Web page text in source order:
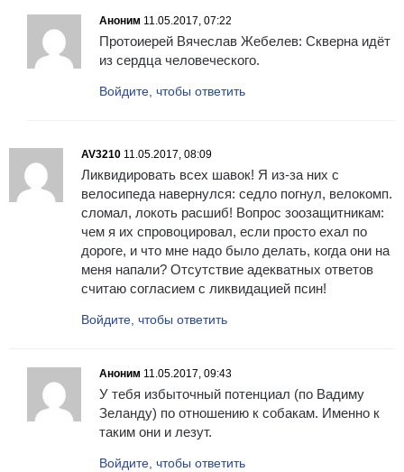
Аноним 11.05.2017, 07:22
Протоиерей Вячеслав Жебелев: Скверна идёт
из сердца человеческого.
Войдите, чтобы ответить
AV3210 11.05.2017, 08:09
Ликвидировать всех шавок! Я из-за них с
велосипеда навернулся: седло погнул, велокомп.
сломал, локоть расшиб! Вопрос зоозащитникам:
чем я их спровоцировал, если просто ехал по
дороге, и что мне надо было делать, когда они на
меня напали? Отсутствие адекватных ответов
считаю согласием с ликвидацией псин!
Войдите, чтобы ответить
Аноним 11.05.2017, 09:43
У тебя избыточный потенциал (по Вадиму
Зеланду) по отношению к собакам. Именно к
таким они и лезут.
Войдите, чтобы ответить